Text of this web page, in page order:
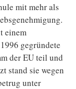
mit mehr als
einem
gegründete
der EU teil und
stand sie wegen
unter